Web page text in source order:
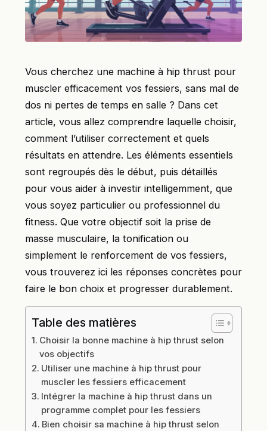
Vous cherchez une machine à hip thrust pour
muscler efficacement vos fessiers, sans mal de
dos ni pertes de temps en salle ? Dans cet
article, vous allez comprendre laquelle choisir,
comment l’utiliser correctement et quels
résultats en attendre. Les éléments essentiels
sont regroupés dès le début, puis détaillés
pour vous aider à investir intelligemment, que
vous soyez particulier ou professionnel du
fitness. Que votre objectif soit la prise de
masse musculaire, la tonification ou
simplement le renforcement de vos fessiers,
vous trouverez ici les réponses concrètes pour
faire le bon choix et progresser durablement.
Table des matières
Choisir la bonne machine à hip thrust selon
vos objectifs
Utiliser une machine à hip thrust pour
muscler les fessiers efficacement
Intégrer la machine à hip thrust dans un
programme complet pour les fessiers
Bien choisir sa machine à hip thrust selon